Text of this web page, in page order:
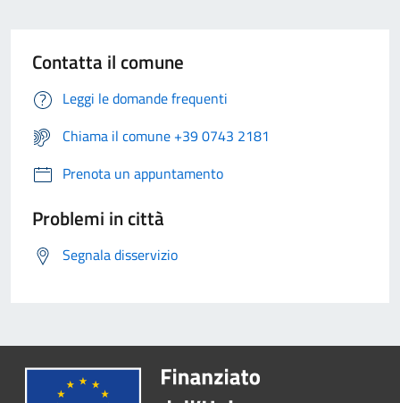
Contatta il comune
Leggi le domande frequenti
Chiama il comune +39 0743 2181
Prenota un appuntamento
Problemi in città
Segnala disservizio